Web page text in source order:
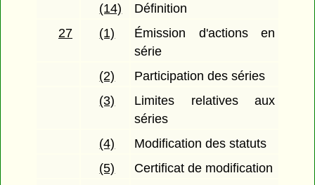
(14)
Définition
27
(1)
Émission d'actions en
série
(2)
Participation des séries
(3)
Limites relatives aux
séries
(4)
Modification des statuts
(5)
Certificat de modification